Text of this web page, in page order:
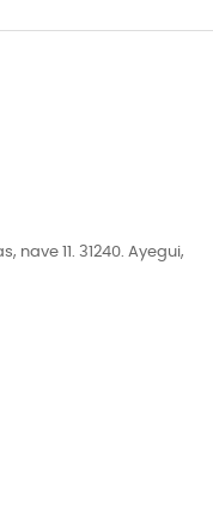
nave 11. 31240. Ayegui,